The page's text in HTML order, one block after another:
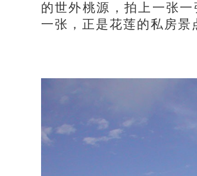
的世外桃源，拍上一张
一张，正是花莲的私房景